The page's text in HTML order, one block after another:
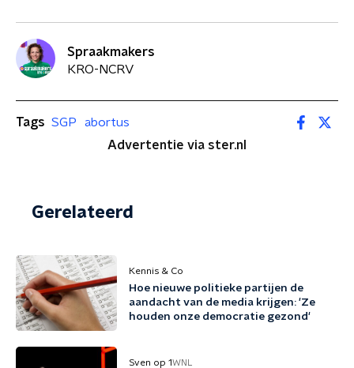
Spraakmakers
KRO-NCRV
Tags SGP
abortus
Advertentie via ster.nl
Gerelateerd
Kennis & Co
Hoe nieuwe politieke partijen de
aandacht van de media krijgen: 'Ze
houden onze democratie gezond'
Sven op 1WNL